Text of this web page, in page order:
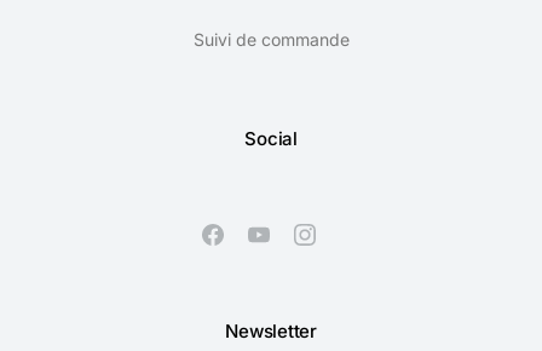
Suivi de commande
Social
Newsletter